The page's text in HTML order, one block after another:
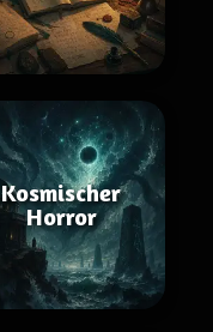
Kosmischer
Horror